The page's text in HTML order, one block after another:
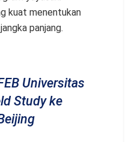
kuat menentukan
panjang.
Universitas
Study ke